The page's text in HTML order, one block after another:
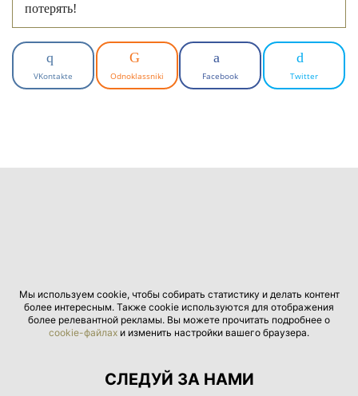
потерять!
VKontakte Odnoklassniki Facebook Twitter
Мы используем cookie, чтобы собирать статистику и делать контент
более интересным. Также cookie используются для отображения
более релевантной рекламы. Вы можете прочитать подробнее о
cookie-файлах и изменить настройки вашего браузера.
СЛЕДУЙ ЗА НАМИ